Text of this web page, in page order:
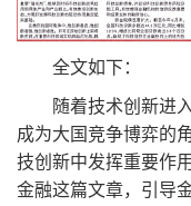
全文如下：
随着技术创新进
成为大国竞争博弈的
技创新中发挥重要作
金融这篇文章，引导